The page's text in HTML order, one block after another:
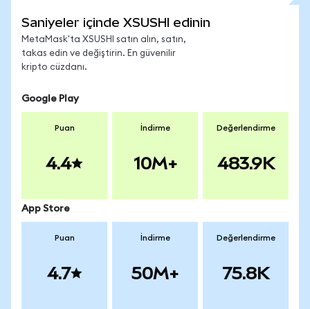
Saniyeler içinde XSUSHI edinin
MetaMask'ta XSUSHI satın alın, satın,
takas edin ve değiştirin. En güvenilir
kripto cüzdanı.
Google Play
Puan
4.4
İndirme
10M+
Değerlendirme
483.9K
App Store
Puan
4.7
İndirme
50M+
Değerlendirme
75.8K